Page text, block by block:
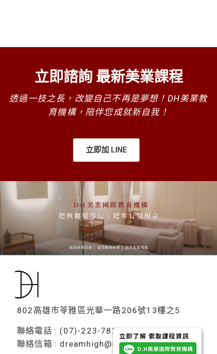
立即諮詢 最新美業課程
透過一技之長，改變自己不再是夢想！DH美業教
育機構，陪伴您成就新自我！
立即加 LINE
802高雄市苓雅區光華一路206號13樓之5
聯絡電話 : (07)-223-7828
聯絡信箱 : dreamhigh@dh-beautylab.com